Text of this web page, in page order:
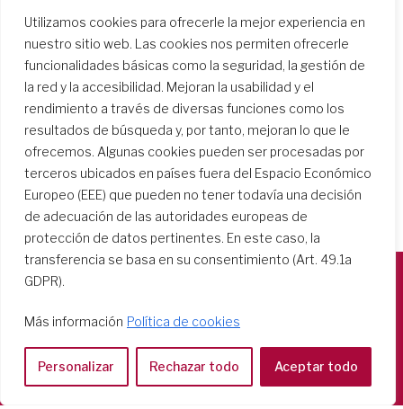
Utilizamos cookies para ofrecerle la mejor experiencia en
nuestro sitio web. Las cookies nos permiten ofrecerle
funcionalidades básicas como la seguridad, la gestión de
la red y la accesibilidad. Mejoran la usabilidad y el
rendimiento a través de diversas funciones como los
resultados de búsqueda y, por tanto, mejoran lo que le
ofrecemos. Algunas cookies pueden ser procesadas por
terceros ubicados en países fuera del Espacio Económico
Europeo (EEE) que pueden no tener todavía una decisión
de adecuación de las autoridades europeas de
protección de datos pertinentes. En este caso, la
transferencia se basa en su consentimiento (Art. 49.1a
GDPR).
Más información Política de cookies
Personalizar Rechazar todo Aceptar todo
Buscar centros escolares
Casa Generalizia
Via Tarquinio Vipera, 16 - 00152 Roma
Tel: 06 58 23 03 32 or 06 58 20 31 17